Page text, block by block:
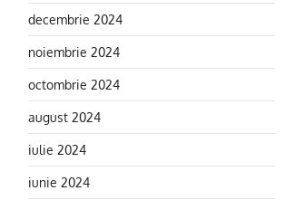
decembrie 2024
noiembrie 2024
octombrie 2024
august 2024
iulie 2024
iunie 2024